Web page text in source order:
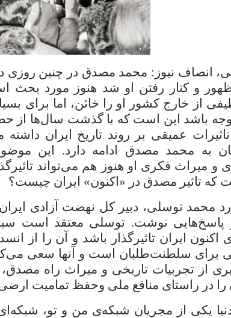
انصاف نیوز: محمد مصدق در چنین روزی
و کنار رفتن او شد هنوز مورد بحث
از خارج کشور او را خائن، اما برای
باشد این است که با گذشت سال‌ها از
عمیقی بر روند تاریخ ایران
به محمد مصدق ادامه دارد. این
میراث فکری او هنوز هم می‌تواند
که تاثیر مصدق در «اکنون» ایران چیست؟
محمد توسلی، دبیر کل نهضت آزادی
پاسخ‌هایی نوشت. توسلی معتقد است
اکنون ایران تاثیرگذار باشد و آن را از
برای سلطنت‌طلبان است و آنها سعی می‌کنند
از تجربیات تاریخی و میراث راه مصدق،
را در راستای منافع ملی وحفظ تمامیت
یکی از مجریان شبکه‌ی من و تو،